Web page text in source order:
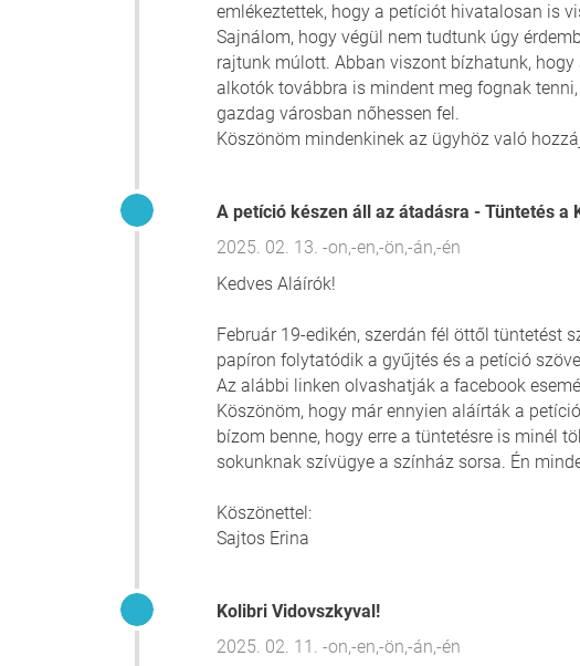
emlékeztettek, hogy a petíciót hivatalosan is
Sajnálom, hogy végül nem tudtunk úgy
rajtunk múlott. Abban viszont bízhatunk,
alkotók továbbra is mindent meg fognak
gazdag városban nőhessen fel.
Köszönöm mindenkinek az ügyhöz való
A petíció készen áll az átadásra - Tüntetés
2025. 02. 13. -on,-en,-ön,-án,-én
Kedves Aláírók!
Február 19-edikén, szerdán fél öttől tüntetést
papíron folytatódik a gyűjtés és a petíció
Az alábbi linken olvashatják a facebook
Köszönöm, hogy már ennyien aláírták a
bízom benne, hogy erre a tüntetésre is minél
sokunknak szívügye a színház sorsa. Én
Köszönettel:
Sajtos Erina
Kolibri Vidovszkyval!
2025. 02. 11. -on,-en,-ön,-án,-én